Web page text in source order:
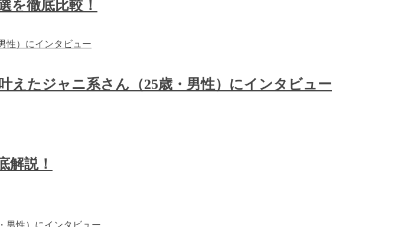
を徹底比較！
えたジャニ系さん（25歳・男性）にインタビュー
解説！